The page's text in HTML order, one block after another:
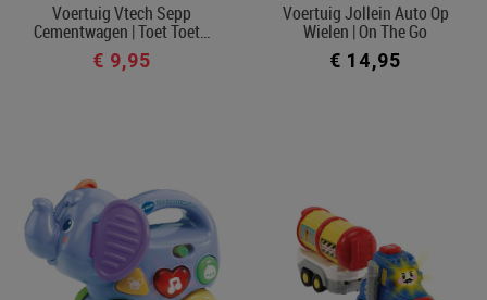
Voertuig Vtech Sepp
Cementwagen | Toet Toet…
€ 9,95
Voertuig Jollein Auto Op
Wielen | On The Go
€ 14,95